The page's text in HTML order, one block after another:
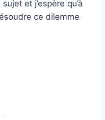
et j’espère qu’à
ce dilemme